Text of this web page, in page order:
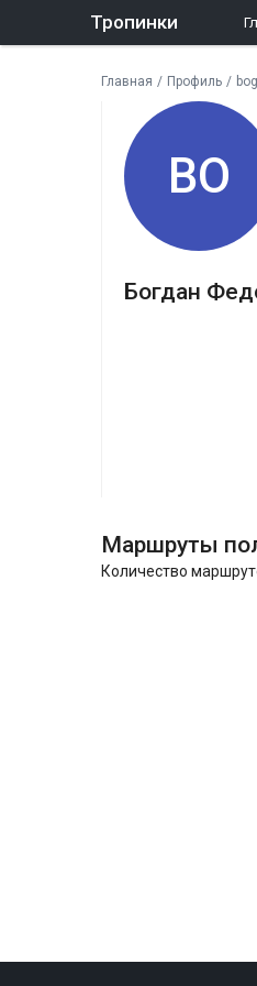
Тропинки
Главная / Профиль /
BO
Богдан
Маршруты
Количество